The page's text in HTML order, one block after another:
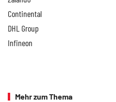
Continental
DHL Group
Infineon
Mehr zum Thema